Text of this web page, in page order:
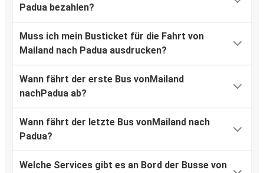
Padua bezahlen?
Muss ich mein Busticket für die Fahrt von
Mailand nach Padua ausdrucken?
Wann fährt der erste Bus vonMailand
nachPadua ab?
Wann fährt der letzte Bus vonMailand nach
Padua?
Welche Services gibt es an Bord der Busse von